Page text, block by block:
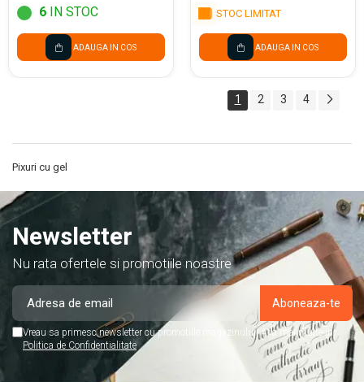
6 IN STOC
ADAUGA IN COS
STOC LIMITAT
ADAUGA IN COS
1 2 3 4
Pixuri cu gel
Newsletter
Nu rata ofertele si promotiile noastre
Vreau sa primesc newsletter cu promotiile magazinului. Afla mai multe in
Politica de Confidentialitate